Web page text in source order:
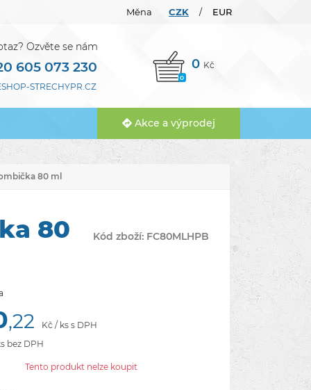
CZK / EUR
Měna
Ozvěte se nám
605 073 230
STRECHYPR.CZ
0
0 Kč
Akce a výprodej
80 ml
80 Kód zboží: FC80MLHPB
,22
Kč / ks s DPH
bez DPH
Tento produkt nelze koupit